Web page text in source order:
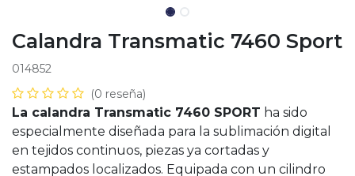
Calandra Transmatic 7460 Sport
014852
(0 reseña)
La calandra Transmatic 7460 SPORT ha sido
especialmente diseñada para la sublimación digital
en tejidos continuos, piezas ya cortadas y
estampados localizados. Equipada con un cilindro